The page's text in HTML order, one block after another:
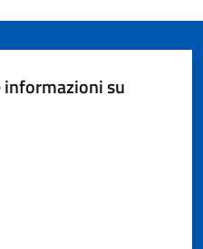
informazioni su